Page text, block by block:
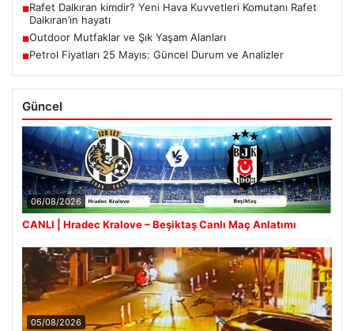
■Rafet Dalkıran kimdir? Yeni Hava Kuvvetleri Komutanı Rafet
Dalkıran’ın hayatı
■Outdoor Mutfaklar ve Şık Yaşam Alanları
■Petrol Fiyatları 25 Mayıs: Güncel Durum ve Analizler
Güncel
06/08/2026
CANLI | Hradec Kralove – Beşiktaş Canlı Maç Anlatımı
05/08/2026